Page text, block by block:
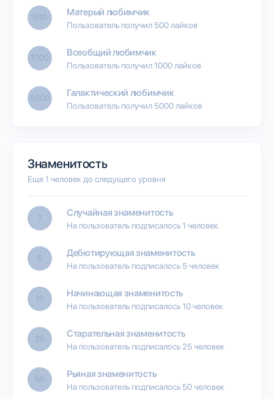
500 Матерый любимчик
Пользователь получил 500 лайков
1000 Всеобщий любимчик
Пользователь получил 1000 лайков
5000 Галактический любимчик
Пользователь получил 5000 лайков
Знаменитость
Еще 1 человек до следущего уровня
1 Случайная знаменитость
На пользователь подписалось 1 человек
5 Дебютирующая знаменитость
На пользователь подписалось 5 человек
10 Начинающая знаменитость
На пользователь подписалось 10 человек
25 Старательная знаменитость
На пользователь подписалось 25 человек
50 Рьяная знаменитость
На пользователь подписалось 50 человек